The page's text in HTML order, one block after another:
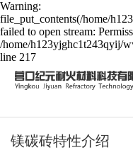
Warning:
file_put_contents(/home/
failed to open stream:
/home/h123yjghc1t243qyij/
line 217
镁碳砖特性介绍